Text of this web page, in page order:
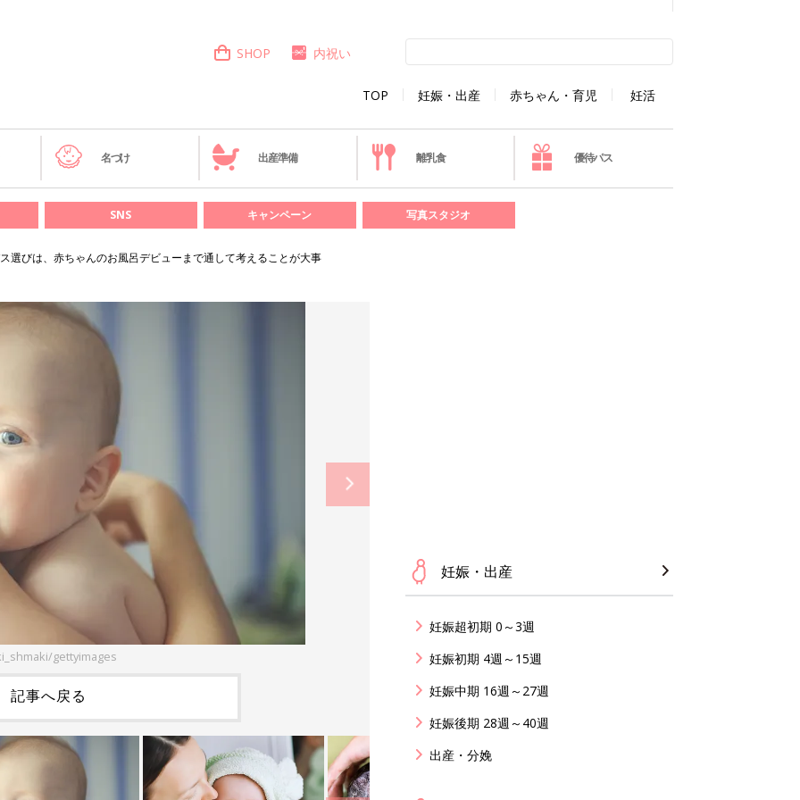
TOP 妊娠・出産 赤ちゃん・育児 妊活
SHOP 内祝い
名づけ 出産準備 離乳食 優待パス
SNS キャンペーン 写真スタジオ
選びは、赤ちゃんのお風呂デビューまで通して考えることが大事
gettyimages
記事へ戻る
妊娠・出産
妊娠超初期 0～3週
妊娠初期 4週～15週
妊娠中期 16週～27週
妊娠後期 28週～40週
出産・分娩